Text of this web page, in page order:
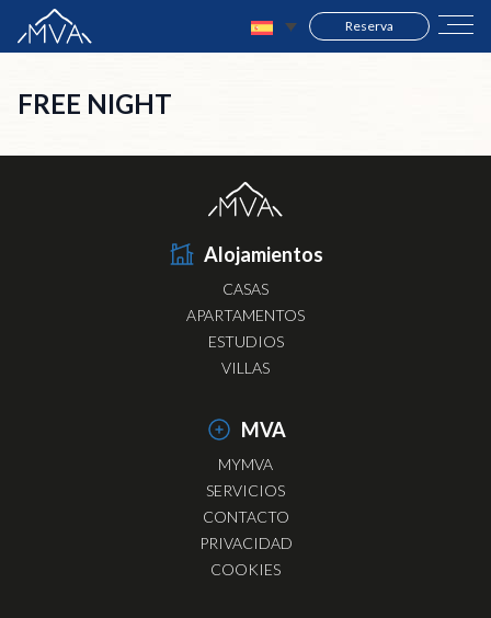
Reserva
FREE NIGHT
Alojamientos
CASAS
APARTAMENTOS
ESTUDIOS
VILLAS
MVA
MYMVA
SERVICIOS
CONTACTO
PRIVACIDAD
COOKIES